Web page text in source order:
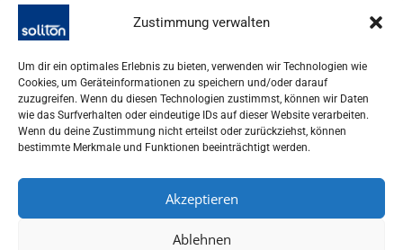
Zustimmung verwalten
Um dir ein optimales Erlebnis zu bieten, verwenden wir Technologien wie
Cookies, um Geräteinformationen zu speichern und/oder darauf
zuzugreifen. Wenn du diesen Technologien zustimmst, können wir Daten
wie das Surfverhalten oder eindeutige IDs auf dieser Website verarbeiten.
Wenn du deine Zustimmung nicht erteilst oder zurückziehst, können
bestimmte Merkmale und Funktionen beeinträchtigt werden.
Akzeptieren
Ablehnen
SOLITON LASER UND MESSTECHNIK GMBH, TALHOFSTR. 32,
82205 GILCHING